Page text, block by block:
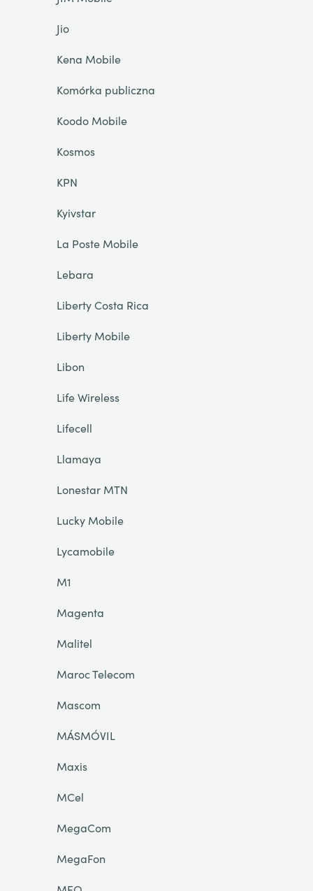
Jio
Kena Mobile
Komórka publiczna
Koodo Mobile
Kosmos
KPN
Kyivstar
La Poste Mobile
Lebara
Liberty Costa Rica
Liberty Mobile
Libon
Life Wireless
Lifecell
Llamaya
Lonestar MTN
Lucky Mobile
Lycamobile
M1
Magenta
Malitel
Maroc Telecom
Mascom
MÁSMÓVIL
Maxis
MCel
MegaCom
MegaFon